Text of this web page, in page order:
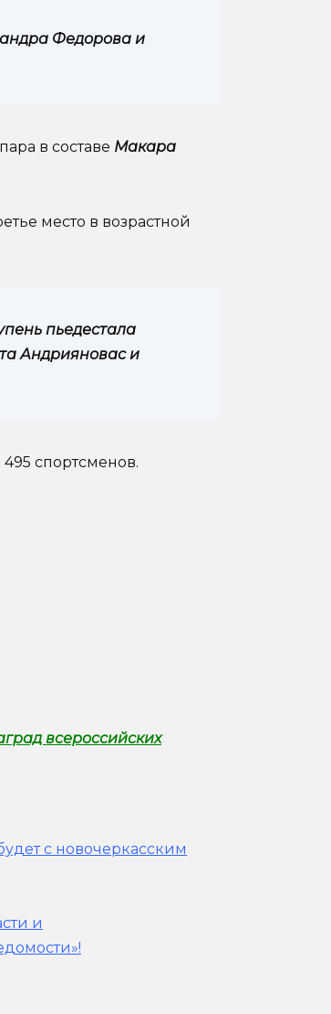
Федорова и
в составе Макара
место в возрастной
пьедестала
Андрияновас и
спортсменов.
всероссийских
с новочеркасским
и